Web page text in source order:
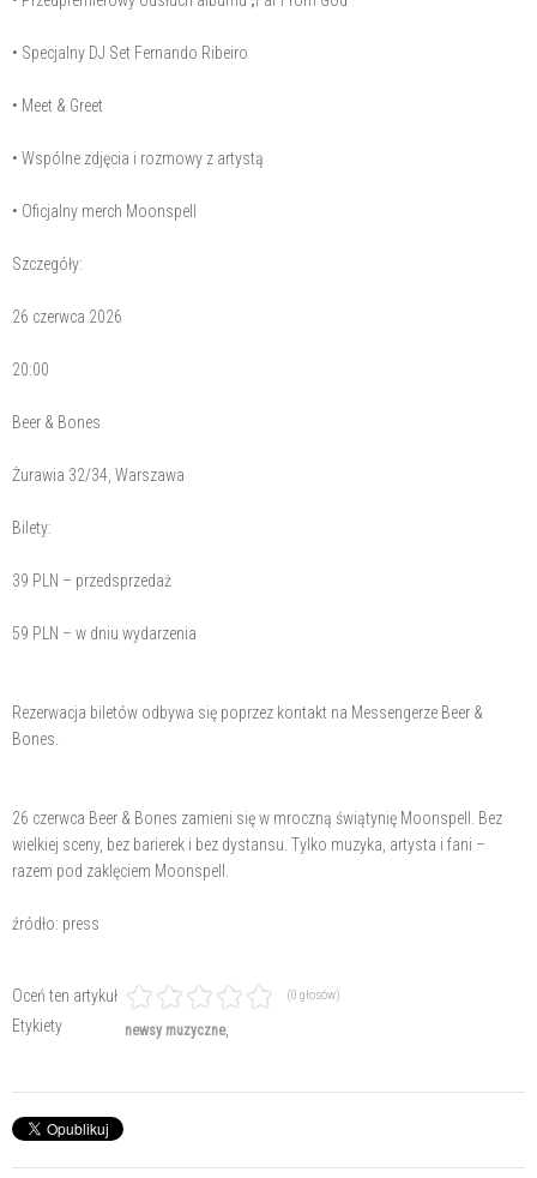
• Specjalny DJ Set Fernando Ribeiro
• Meet & Greet
• Wspólne zdjęcia i rozmowy z artystą
• Oficjalny merch Moonspell
Szczegóły:
26 czerwca 2026
20:00
Beer & Bones
Żurawia 32/34, Warszawa
Bilety:
39 PLN – przedsprzedaż
59 PLN – w dniu wydarzenia
Rezerwacja biletów odbywa się poprzez kontakt na Messengerze Beer &
Bones.
26 czerwca Beer & Bones zamieni się w mroczną świątynię Moonspell. Bez
wielkiej sceny, bez barierek i bez dystansu. Tylko muzyka, artysta i fani –
razem pod zaklęciem Moonspell.
źródło: press
Oceń ten artykuł (0 głosów)
Etykiety newsy muzyczne